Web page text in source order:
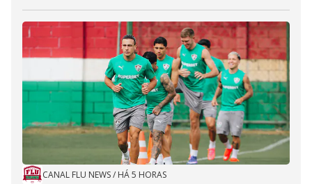
CANAL FLU NEWS/ HÁ 5 HORAS